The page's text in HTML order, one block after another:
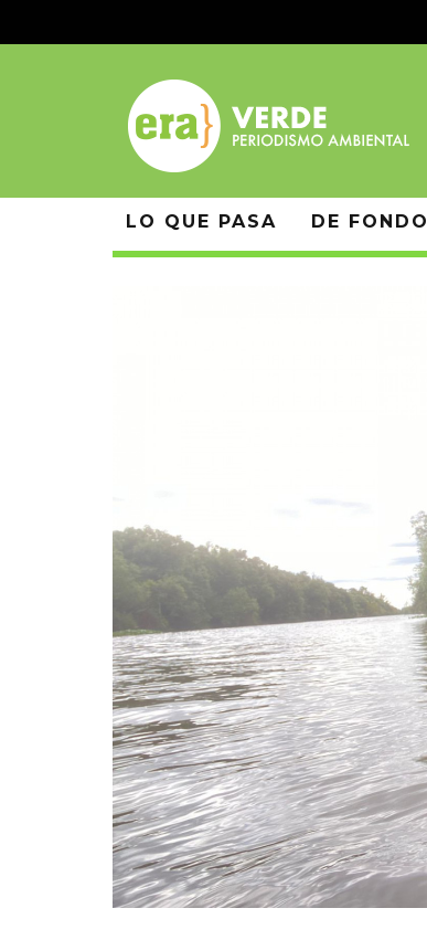
LO QUE PASA DE FONDO